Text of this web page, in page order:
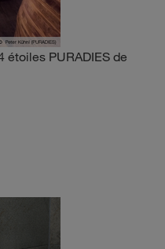
étoiles PURADIES de